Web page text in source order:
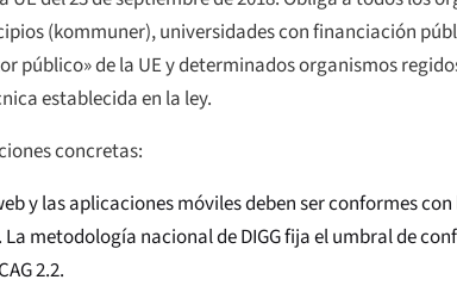
(kommuner), universidades con financiación
público» de la UE y determinados organismos
establecida en la ley.
concretas:
y las aplicaciones móviles deben ser conformes
La metodología nacional de DIGG fija el umbral de
2.2.